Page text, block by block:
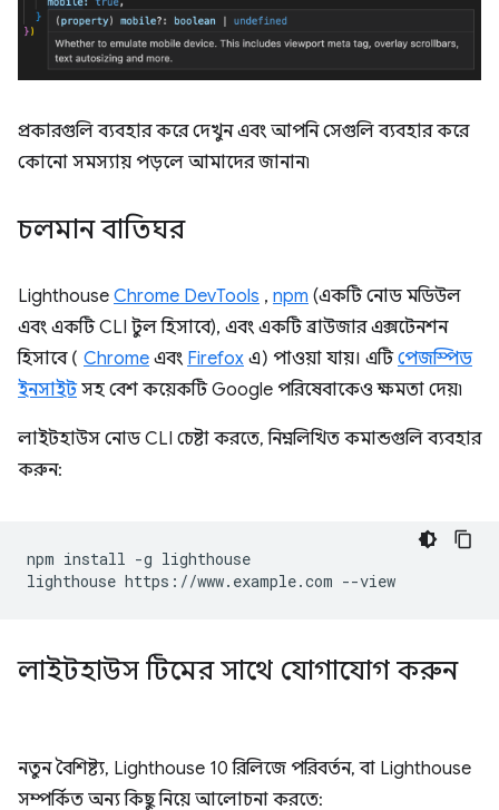
প্রকারগুলি ব্যবহার করে দেখুন এবং আপনি সেগুলি ব্যবহার করে
কোনো সমস্যায় পড়লে আমাদের জানান৷
চলমান বাতিঘর
Lighthouse Chrome DevTools , npm (একটি নোড মডিউল
এবং একটি CLI টুল হিসাবে), এবং একটি ব্রাউজার এক্সটেনশন
হিসাবে ( Chrome এবং Firefox এ) পাওয়া যায়। এটিপেজস্পিড
ইনসাইটসহ বেশ কয়েকটি Google পরিষেবাকেও ক্ষমতা দেয়৷
লাইটহাউস নোড CLI চেষ্টা করতে, নিম্নলিখিত কমান্ডগুলি ব্যবহার
করুন:
npm install -g lighthouse
লাইটহাউস টিমের সাথে যোগাযোগ করুন
নতুন বৈশিষ্ট্য, Lighthouse 10 রিলিজে পরিবর্তন, বা Lighthouse
সম্পর্কিত অন্য কিছু নিয়ে আলোচনা করতে: